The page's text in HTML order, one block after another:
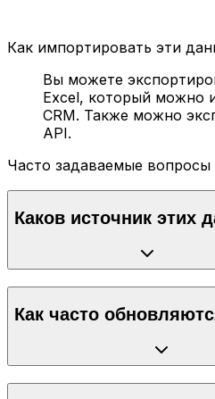
Как импортировать эти
Вы можете
Excel, который можно
CRM. Также можно
API.
Часто задаваемые вопросы
Каков источник этих
Как часто